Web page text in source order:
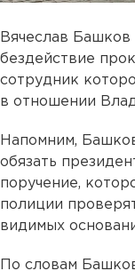
Вячеслав Башков
бездействие
сотрудник
в отношении
Напомним,
обязать
поручение,
полиции
видимых
По словам